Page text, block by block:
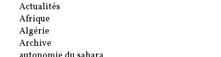
Actualités
Afrique
Algérie
Archive